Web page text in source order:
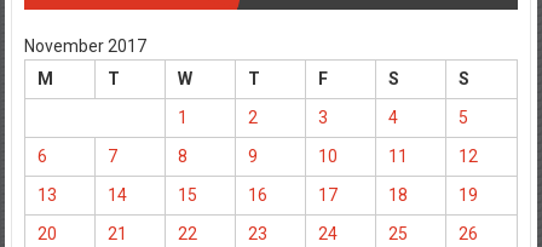
November 2017
M
T W T F S
S
1
2 3 4
5
6
7 8 9 10 11
12
13
14 15 16 17 18
19
20
21 22 23 24 25
26